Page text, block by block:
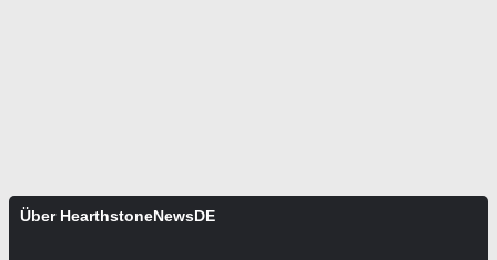
Über HearthstoneNewsDE